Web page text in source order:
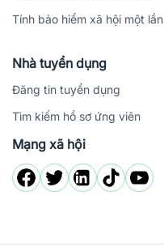
Tính bảo hiểm xã hội một lần
Nhà tuyển dụng
Đăng tin tuyển dụng
Tìm kiếm hồ sơ ứng viên
Mạng xã hội